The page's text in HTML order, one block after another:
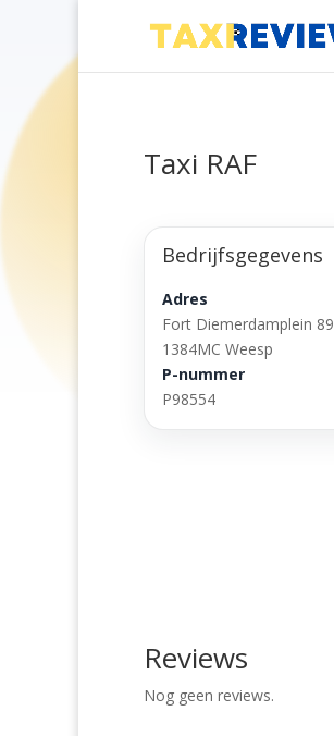
Taxi RAF
Bedrijfsgegevens
Adres
Fort Diemerdamplein 89
1384MC Weesp
P-nummer
P98554
Reviews
Nog geen reviews.